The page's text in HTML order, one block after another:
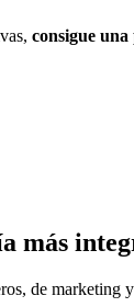
consigue
más
de marketing